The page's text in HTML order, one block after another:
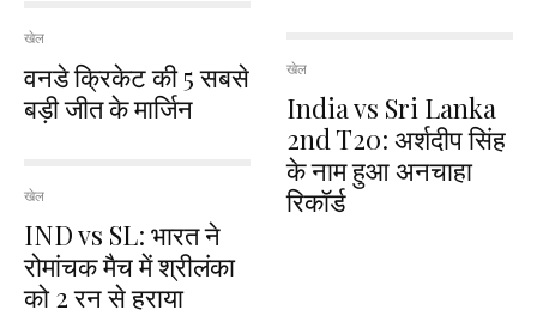
खेल
वनडे क्रिकेट की 5 सबसे
बड़ी जीत के मार्जिन
खेल
IND vs SL: भारत ने
रोमांचक मैच में श्रीलंका
को 2 रन से हराया
खेल
India vs Sri Lanka
2nd T20: अर्शदीप सिंह
के नाम हुआ अनचाहा
रिकॉर्ड